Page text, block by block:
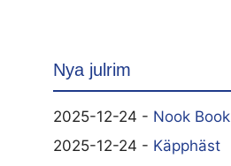
Nya julrim
2025-12-24 - Nook Book
2025-12-24 - Käpphäst